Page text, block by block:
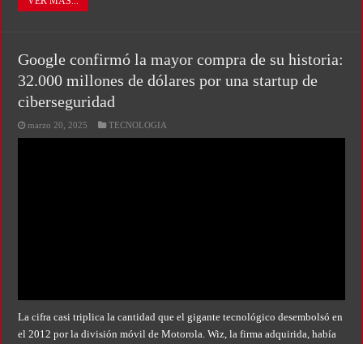
Google confirmó la mayor compra de su historia:
32.000 millones de dólares por una startup de
ciberseguridad
marzo 20, 2025 TECNOLOGIA
La cifra casi triplica la cantidad que el gigante tecnológico desembolsó en
el 2012 por la división móvil de Motorola. Wiz, la firma adquirida, había